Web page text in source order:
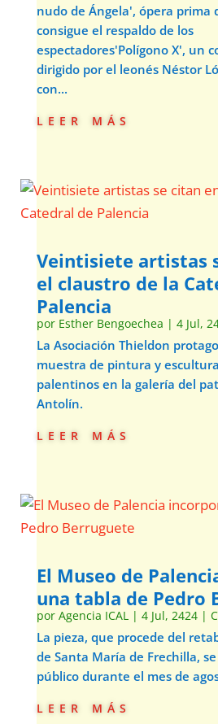
nudo de Ángela', ópera prima
consigue el respaldo de los
espectadores'Polígono X', un
dirigido por el leonés Néstor
con...
leer más
Veintisiete artistas
el claustro de la
Palencia
por Esther Bengoechea | 4 Jul,
La Asociación Thieldon
muestra de pintura y
palentinos en la galería del
Antolín.
leer más
El Museo de
una tabla de Pedro
por Agencia ICAL| 4 Jul, 2424|
La pieza, que procede del
de Santa María de Frechilla,
público durante el mes de
leer más